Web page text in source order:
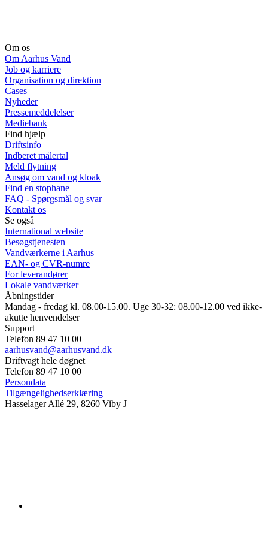
Om os
Om Aarhus Vand
Job og karriere
Organisation og direktion
Cases
Nyheder
Pressemeddelelser
Mediebank
Find hjælp
Driftsinfo
Indberet målertal
Meld flytning
Ansøg om vand og kloak
Find en stophane
FAQ - Spørgsmål og svar
Kontakt os
Se også
International website
Besøgstjenesten
Vandværkerne i Aarhus
EAN- og CVR-numre
For leverandører
Lokale vandværker
Åbningstider
Mandag - fredag kl. 08.00-15.00. Uge 30-32: 08.00-12.00 ved ikke-
akutte henvendelser
Support
Telefon 89 47 10 00
aarhusvand@aarhusvand.dk
Driftvagt hele døgnet
Telefon 89 47 10 00
Persondata
Tilgængelighedserklæring
Hasselager Allé 29, 8260 Viby J